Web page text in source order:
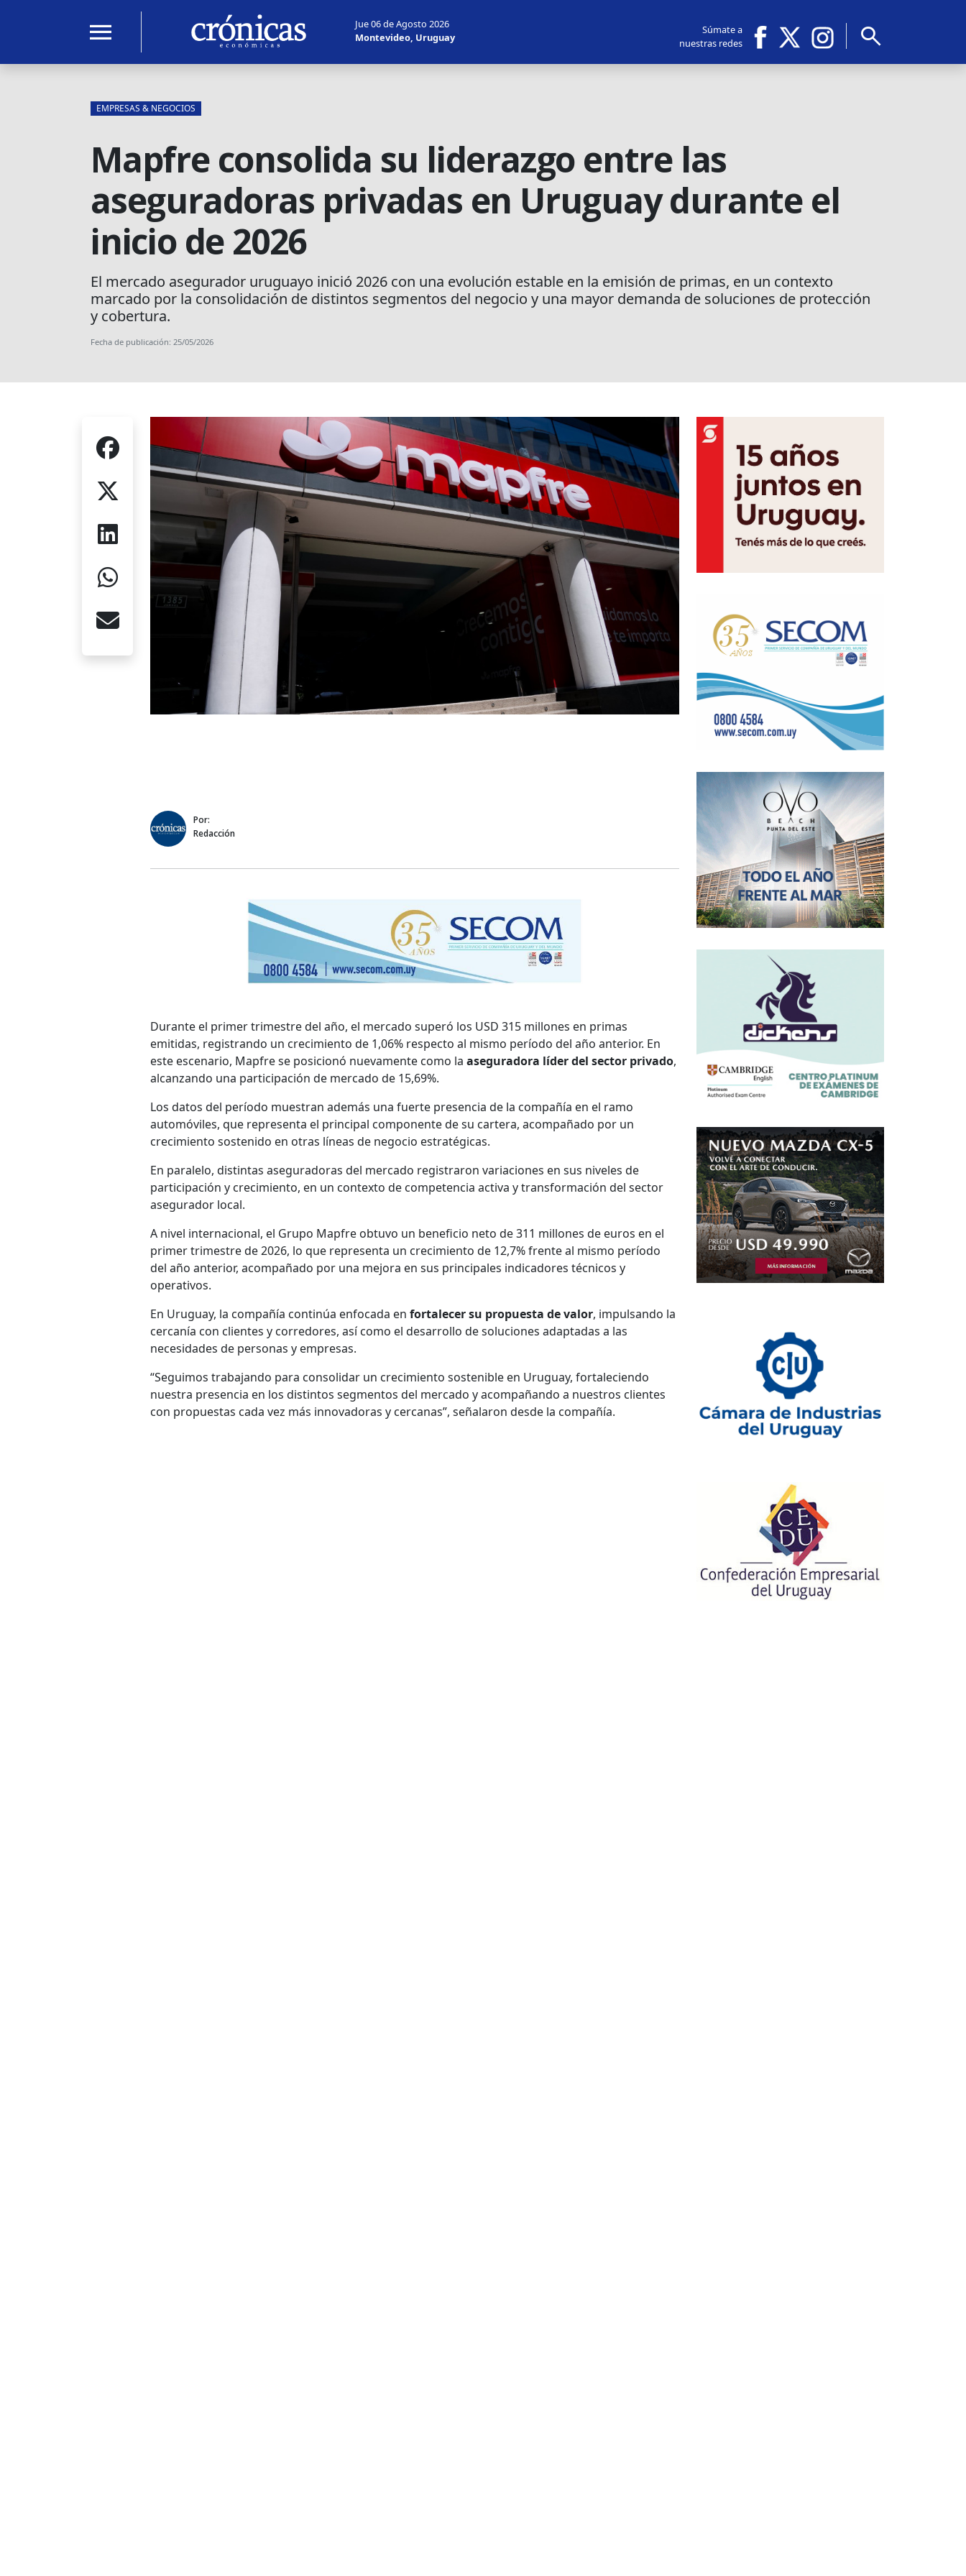
menu
Jue 06 de Agosto 2026
Montevideo, Uruguay
Súmate a
nuestras redes
search
EMPRESAS & NEGOCIOS
Mapfre consolida su liderazgo entre las
aseguradoras privadas en Uruguay durante el
inicio de 2026
El mercado asegurador uruguayo inició 2026 con una evolución estable en la emisión de primas, en un contexto
marcado por la consolidación de distintos segmentos del negocio y una mayor demanda de soluciones de protección
y cobertura.
Fecha de publicación: 25/05/2026
Por:
Redacción
Durante el primer trimestre del año, el mercado superó los USD 315 millones en primas
emitidas, registrando un crecimiento de 1,06% respecto al mismo período del año anterior. En
este escenario, Mapfre se posicionó nuevamente como la aseguradora líder del sector privado,
alcanzando una participación de mercado de 15,69%.
Los datos del período muestran además una fuerte presencia de la compañía en el ramo
automóviles, que representa el principal componente de su cartera, acompañado por un
crecimiento sostenido en otras líneas de negocio estratégicas.
En paralelo, distintas aseguradoras del mercado registraron variaciones en sus niveles de
participación y crecimiento, en un contexto de competencia activa y transformación del sector
asegurador local.
A nivel internacional, el Grupo Mapfre obtuvo un beneficio neto de 311 millones de euros en el
primer trimestre de 2026, lo que representa un crecimiento de 12,7% frente al mismo período
del año anterior, acompañado por una mejora en sus principales indicadores técnicos y
operativos.
En Uruguay, la compañía continúa enfocada en fortalecer su propuesta de valor, impulsando la
cercanía con clientes y corredores, así como el desarrollo de soluciones adaptadas a las
necesidades de personas y empresas.
“Seguimos trabajando para consolidar un crecimiento sostenible en Uruguay, fortaleciendo
nuestra presencia en los distintos segmentos del mercado y acompañando a nuestros clientes
con propuestas cada vez más innovadoras y cercanas”, señalaron desde la compañía.